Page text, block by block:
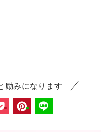
励みになります